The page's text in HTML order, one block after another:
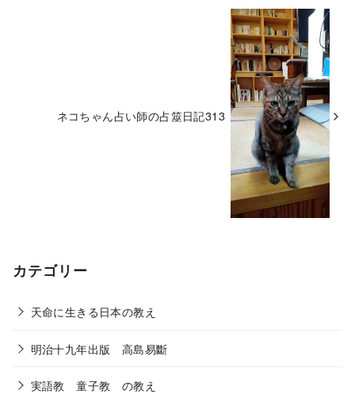
ネコちゃん占い師の占筮日記313
カテゴリー
天命に生きる日本の教え
明治十九年出版 高島易斷
実語教 童子教 の教え